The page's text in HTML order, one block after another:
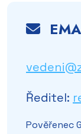
Ředitel:
Pověřenec